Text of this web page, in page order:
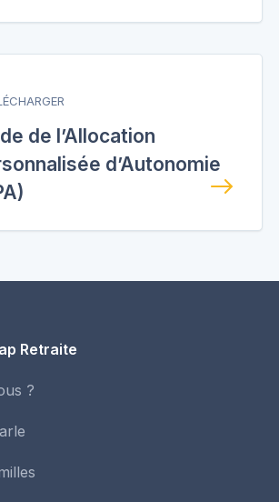
de l’Allocation
d’Autonomie
Retraite
?